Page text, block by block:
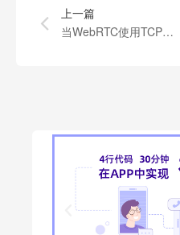
上一篇
当WebRTC使用TCP之上的TURN会发生些什么